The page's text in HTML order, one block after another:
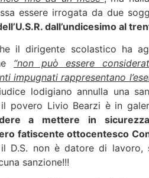
essere irrogata da due
dall’undicesimo al
il dirigente scolastico ha
“non può essere
impugnati rappresentano
lodigiano annulla una
povero Livio Bearzi è in
a mettere in
fatiscente ottocentesco
D.S. non è datore di
sanzione!!!